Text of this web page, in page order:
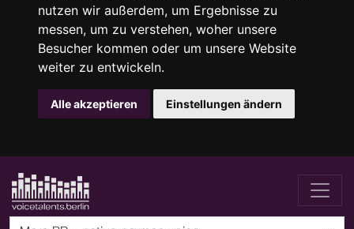
nutzen wir außerdem, um Ergebnisse zu
messen, um zu verstehen, woher unsere
Besucher kommen oder um unsere Website
weiter zu entwickeln.
Alle akzeptieren Einstellungen ändern